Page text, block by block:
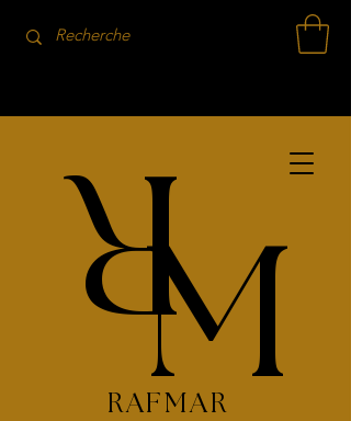
RM
RAFMAR